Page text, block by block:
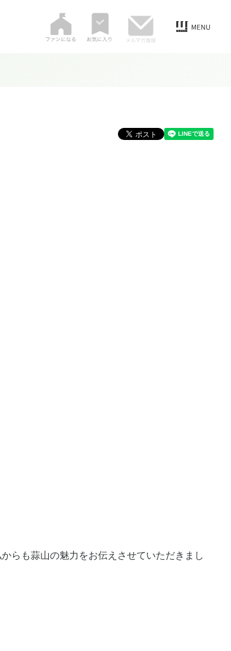
らも蒜山の魅力をお伝えさせていただきまし